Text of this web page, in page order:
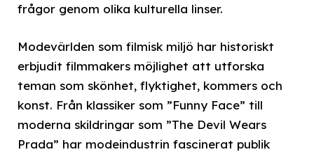
frågor genom olika kulturella linser.
Modevärlden som filmisk miljö har historiskt
erbjudit filmmakers möjlighet att utforska
teman som skönhet, flyktighet, kommers och
konst. Från klassiker som ”Funny Face” till
moderna skildringar som ”The Devil Wears
Prada” har modeindustrin fascinerat publik